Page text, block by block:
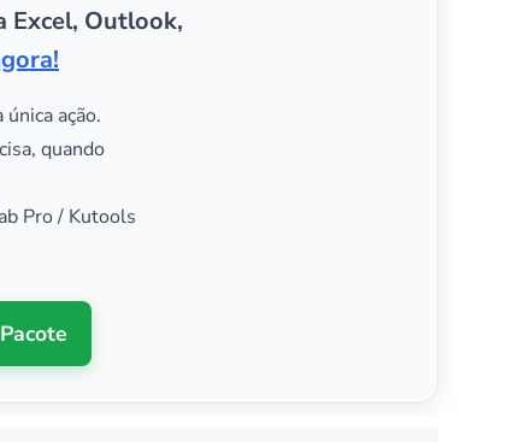
Excel, Outlook,
ação.
quando
Pro / Kutools